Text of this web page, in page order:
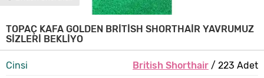
TOPAÇ KAFA GOLDEN BRİTİSH SHORTHAİR YAVRUMUZ
SİZLERİ BEKLİYO
Cinsi British Shorthair/ 223 Adet